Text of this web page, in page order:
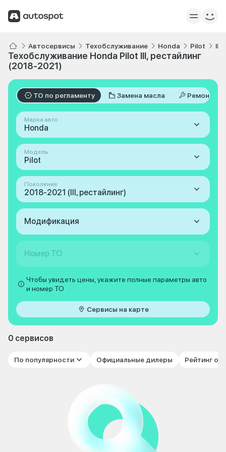
Автосервисы Техобслуживание Honda Pilot III,
Техобслуживание Honda Pilot III, рестайлинг
(2018-2021)
ТО по регламенту Замена масла Ремонт
Марка авто
Honda
Модель
Pilot
Поколение
2018-2021 (III, рестайлинг)
Модификация
Номер ТО
Чтобы увидеть цены, укажите полные параметры авто
и номер ТО
Сервисы на карте
0 сервисов
По популярности Официальные дилеры Рейтинг